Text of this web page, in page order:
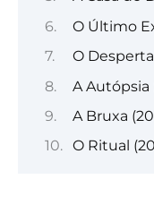
O Último
O
A Autópsia
A Bruxa
O Ritual